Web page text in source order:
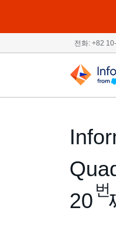
전화: +82
20 번